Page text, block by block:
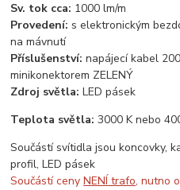
Sv. tok cca: 1000 lm/m
Provedení: s elektronickým
na mávnutí
Příslušenství:napájecí kabel
minikonektorem ZELENÝ
Zdroj světla:LED pásek
Teplota světla:3000 K nebo
Součástí svítidla jsou koncovky,
profil, LED pásek
Součástí cenyNENÍ trafo, nutno